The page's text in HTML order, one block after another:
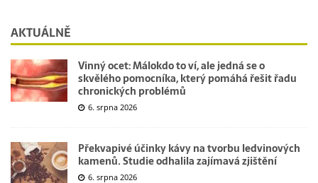
AKTUÁLNĚ
Vinný ocet: Málokdo to ví, ale jedná se o
skvělého pomocníka, který pomáhá řešit řadu
chronických problémů
6. srpna 2026
Překvapivé účinky kávy na tvorbu ledvinových
kamenů. Studie odhalila zajímavá zjištění
6. srpna 2026